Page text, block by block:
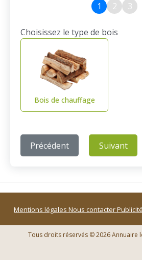
1
2 3
Choisissez le type de bois
Bois de chauffage
Précédent Suivant
Mentions légales Nous contacterPublicité
Tous droits réservés © 2026 Annuaire